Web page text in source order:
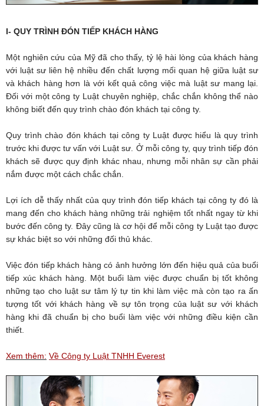
I- QUY TRÌNH ĐÓN TIẾP KHÁCH HÀNG
Một nghiên cứu của Mỹ đã cho thấy, tỷ lệ hài lòng của khách hàng
với luật sư liên hệ nhiều đến chất lượng mối quan hệ giữa luật sư
và khách hàng hơn là với kết quả công việc mà luật sư mang lại.
Đối với một công ty Luật chuyên nghiệp, chắc chắn không thể nào
không biết đến quy trình chào đón khách tại công ty.
Quy trình chào đón khách tại công ty Luật được hiểu là quy trình
trước khi được tư vấn với Luật sư. Ở mỗi công ty, quy trình tiếp đón
khách sẽ được quy định khác nhau, nhưng mỗi nhân sự cần phải
nắm được một cách chắc chắn.
Lợi ích dễ thấy nhất của quy trình đón tiếp khách tại công ty đó là
mang đến cho khách hàng những trải nghiệm tốt nhất ngay từ khi
bước đến công ty. Đây cũng là cơ hội để mỗi công ty Luật tạo được
sự khác biệt so với những đối thủ khác.
Việc đón tiếp khách hàng có ảnh hưởng lớn đến hiệu quả của buổi
tiếp xúc khách hàng. Một buổi làm việc được chuẩn bị tốt không
những tạo cho luật sư tâm lý tự tin khi làm việc mà còn tạo ra ấn
tượng tốt với khách hàng về sự tôn trọng của luật sư với khách
hàng khi đã chuẩn bị cho buổi làm việc với những điều kiện cần
thiết.
Xem thêm: Về Công ty Luật TNHH Everest